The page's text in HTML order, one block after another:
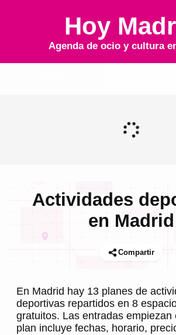
Hoy
Agenda de ocio y cultura
Actividades
en Madrid
Compartir
En Madrid hay 13 planes de
deportivas repartidos en 8
gratuitos. Las entradas empiezan
plan incluye fechas, horario,